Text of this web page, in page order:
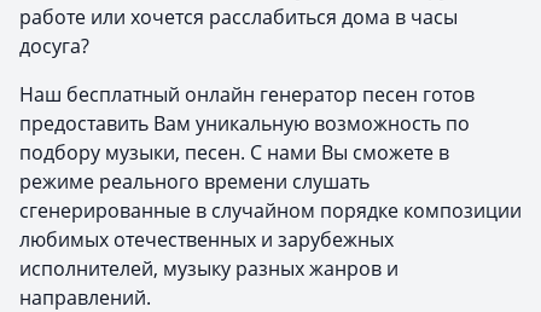
работе или хочется расслабиться дома в часы
досуга?
Наш бесплатный онлайн генератор песен готов
предоставить Вам уникальную возможность по
подбору музыки, песен. С нами Вы сможете в
режиме реального времени слушать
сгенерированные в случайном порядке композиции
любимых отечественных и зарубежных
исполнителей, музыку разных жанров и
направлений.